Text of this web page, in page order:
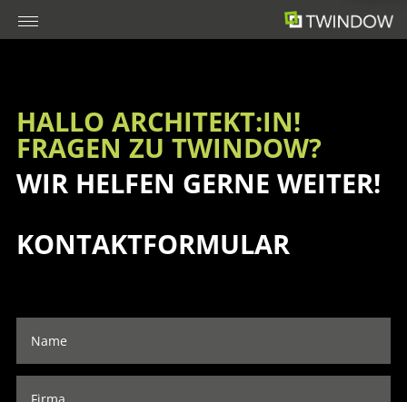
HALLO ARCHITEKT:IN!
FRAGEN ZU TWINDOW?
WIR HELFEN GERNE WEITER!
KONTAKTFORMULAR